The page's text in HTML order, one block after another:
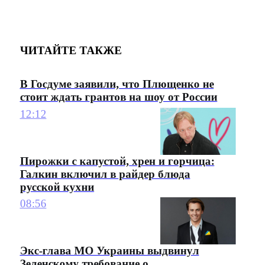
ЧИТАЙТЕ ТАКЖЕ
В Госдуме заявили, что Плющенко не
стоит ждать грантов на шоу от России
12:12
Пирожки с капустой, хрен и горчица:
Галкин включил в райдер блюда
русской кухни
08:56
Экс-глава МО Украины выдвинул